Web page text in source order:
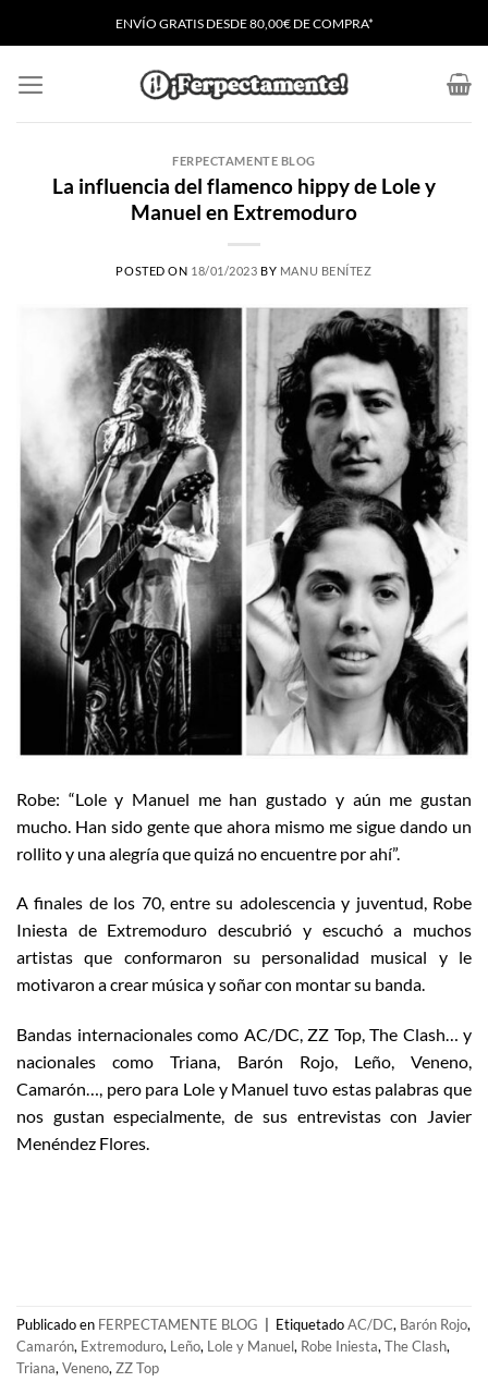
ENVÍO GRATIS DESDE 80,00€ DE COMPRA*
FERPECTAMENTE BLOG
La influencia del flamenco hippy de Lole y
Manuel en Extremoduro
POSTED ON 18/01/2023 BY MANU BENÍTEZ
Robe: “Lole y Manuel me han gustado y aún me gustan
mucho. Han sido gente que ahora mismo me sigue dando un
rollito y una alegría que quizá no encuentre por ahí”.
A finales de los 70, entre su adolescencia y juventud, Robe
Iniesta de Extremoduro descubrió y escuchó a muchos
artistas que conformaron su personalidad musical y le
motivaron a crear música y soñar con montar su banda.
Bandas internacionales como AC/DC, ZZ Top, The Clash… y
nacionales como Triana, Barón Rojo, Leño, Veneno,
Camarón…, pero para Lole y Manuel tuvo estas palabras que
nos gustan especialmente, de sus entrevistas con Javier
Menéndez Flores.
Publicado en FERPECTAMENTE BLOG EtiquetadoAC/DC, Barón Rojo,
Camarón, Extremoduro, Leño, Lole y Manuel, Robe Iniesta, The Clash,
Triana, Veneno, ZZ Top